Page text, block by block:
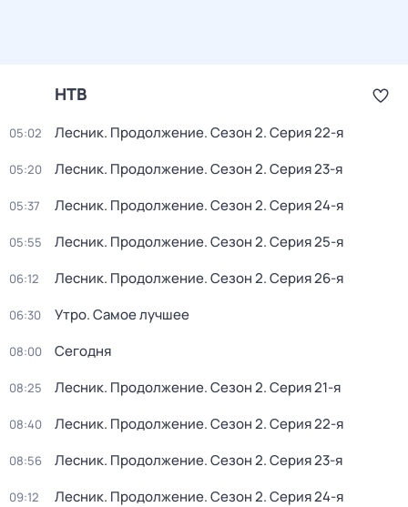
НТВ
05:02 Лесник. Продолжение. Сезон 2. Серия 22-я
05:20 Лесник. Продолжение. Сезон 2. Серия 23-я
05:37 Лесник. Продолжение. Сезон 2. Серия 24-я
05:55 Лесник. Продолжение. Сезон 2. Серия 25-я
06:12 Лесник. Продолжение. Сезон 2. Серия 26-я
06:30 Утро. Самое лучшее
08:00 Сегодня
08:25 Лесник. Продолжение. Сезон 2. Серия 21-я
08:40 Лесник. Продолжение. Сезон 2. Серия 22-я
08:56 Лесник. Продолжение. Сезон 2. Серия 23-я
09:12 Лесник. Продолжение. Сезон 2. Серия 24-я